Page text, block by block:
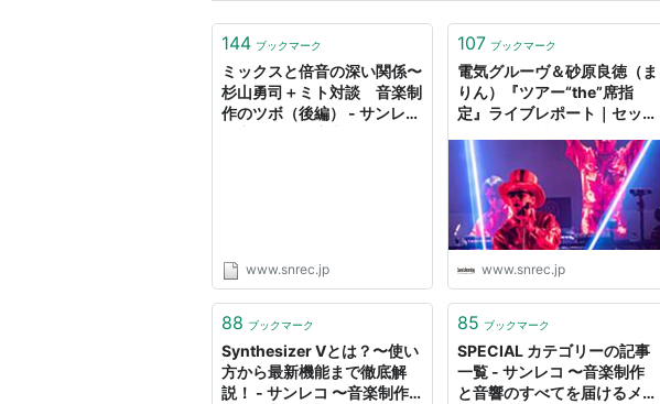
144 ブックマーク
ミックスと倍音の深い関係〜
杉山勇司＋ミト対談 音楽制
作のツボ（後編） - サンレコ
www.snrec.jp
107 ブックマーク
電気グルーヴ＆砂原良徳（ま
りん）『ツアー“the”席指
定』ライブレポート｜セット
ント掲載 - サンレコ 〜音楽
制作と音響のすべてを届ける
メディア
www.snrec.jp
88 ブックマーク
Synthesizer Vとは？〜使い
方から最新機能まで徹底解
説！ - サンレコ 〜音楽制作
85 ブックマーク
SPECIAL カテゴリーの記事
一覧 - サンレコ 〜音楽制作
と音響のすべてを届けるメデ